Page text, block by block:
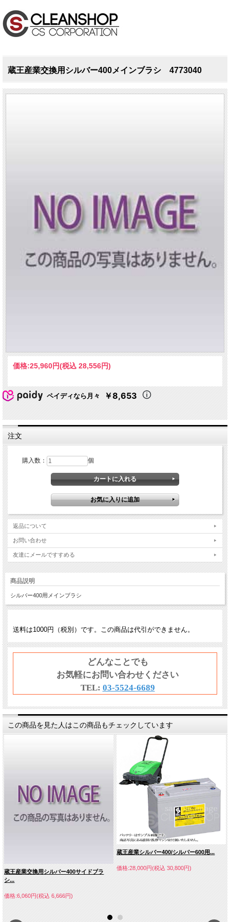
蔵王産業交換用シルバー400メインブラシ 4773040
価格:25,960円(税込 28,556円)
ペイディなら月々 ￥8,653
注文
購入数： 個
返品について
お問い合わせ
友達にメールですすめる
商品説明
シルバー400用メインブラシ
送料は1000円（税別）です。この商品は代引ができません。
どんなことでも
お気軽にお問い合わせください
TEL: 03-5524-6689
この商品を見た人はこの商品もチェックしています
蔵王産業交換用シルバー400サイドブラ
シ...
価格:6,060円(税込 6,666円)
蔵王産業シルバー400/シルバー600用...
価格:28,000円(税込 30,800円)